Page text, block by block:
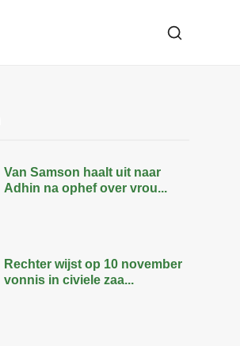
Van Samson haalt uit naar
Adhin na ophef over vrou...
Rechter wijst op 10 november
vonnis in civiele zaa...